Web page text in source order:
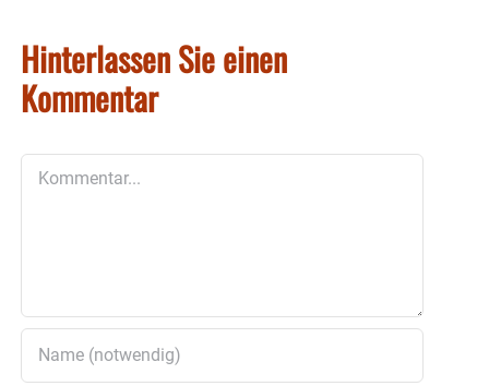
Hinterlassen Sie einen
Kommentar